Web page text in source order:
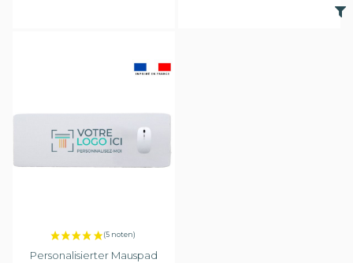
Personalisierter Mauspad